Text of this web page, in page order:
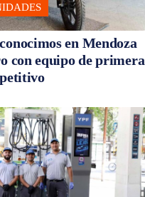
en Mendoza
con equipo de primera